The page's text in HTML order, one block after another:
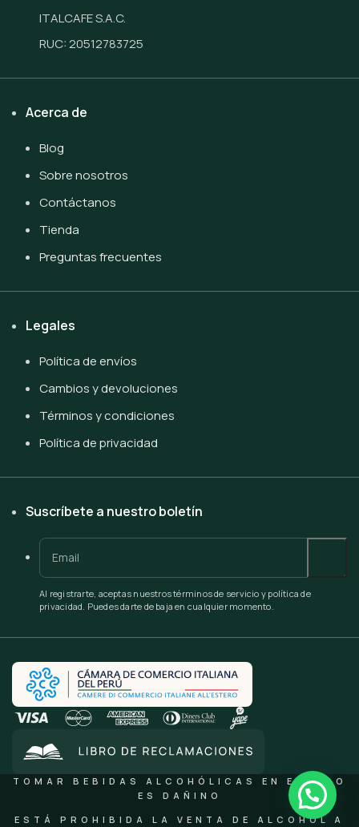
ITALCAFE S.A.C.
RUC: 20512783725
Acerca de
Blog
Sobre nosotros
Contáctanos
Tienda
Preguntas frecuentes
Legales
Política de envíos
Cambios y devoluciones
Términos y condiciones
Política de privacidad
Suscríbete a nuestro boletín
Al registrarte, aceptas nuestros términos de servicio y política de
privacidad. Puedes darte de baja en cualquier momento.
TOMAR BEBIDAS ALCOHÓLICAS EN EXCESO
ES DAÑINO
ESTÁ PROHIBIDA LA VENTA DE ALCOHOL A